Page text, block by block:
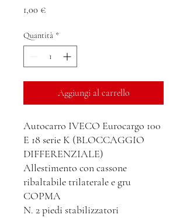
1,00 €Prezzo
Quantità *
Aggiungi al carrello
Autocarro IVECO Eurocargo 100
E 18 serie K (BLOCCAGGIO
DIFFERENZIALE)
Allestimento con cassone
ribaltabile trilaterale e gru
COPMA
N. 2 piedi stabilizzatori